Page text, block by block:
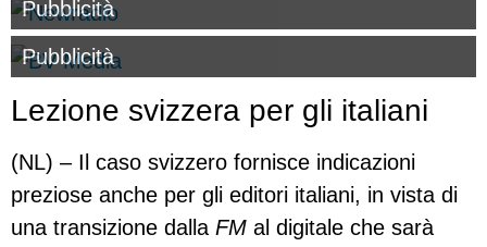
Pubblicità
Pubblicità
Lezione svizzera per gli italiani
(NL) – Il caso svizzero fornisce indicazioni
preziose anche per gli editori italiani, in vista di
una transizione dalla FM al digitale che sarà